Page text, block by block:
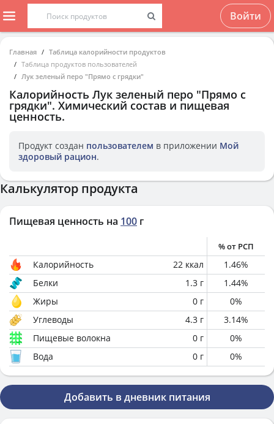
Войти
Главная
Таблица калорийности продуктов
Таблица продуктов пользователей
Лук зеленый перо "Прямо с грядки"
Калорийность Лук зеленый перо "Прямо с
грядки". Химический состав и пищевая
ценность.
Продукт создан пользователем в приложении Мой
здоровый рацион.
Калькулятор продукта
Пищевая ценность на 100 г
% от РСП
Калорийность 22 ккал 1.46%
Белки
1.3 г 1.44%
Жиры
0 г 0%
Углеводы
4.3 г 3.14%
Пищевые волокна
0 г 0%
Вода
0 г 0%
Добавить в дневник питания